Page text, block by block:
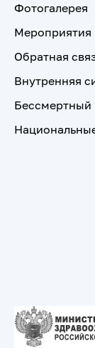
Фотогалерея
Мероприятия
Обратная
Внутренняя
Бессмертный